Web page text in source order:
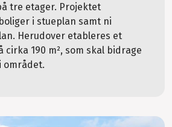
tre etager. Projektet
i stueplan samt ni
Herudover etableres et
cirka 190 m², som skal bidrage
området.